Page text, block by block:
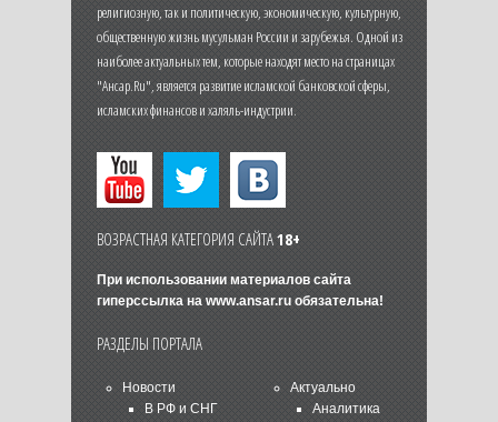
религиозную, так и политическую, экономическую, культурную,
общественную жизнь мусульман России и зарубежья. Одной из
наиболее актуальных тем, которые находят место на страницах
"Ансар.Ru", является развитие исламской банковской сферы,
исламских финансов и халяль-индустрии.
ВОЗРАСТНАЯ КАТЕГОРИЯ САЙТА18+
При использовании материалов сайта
гиперссылка на www.ansar.ruобязательна!
РАЗДЕЛЫ ПОРТАЛА
Новости
В РФ и СНГ
Актуально
Аналитика